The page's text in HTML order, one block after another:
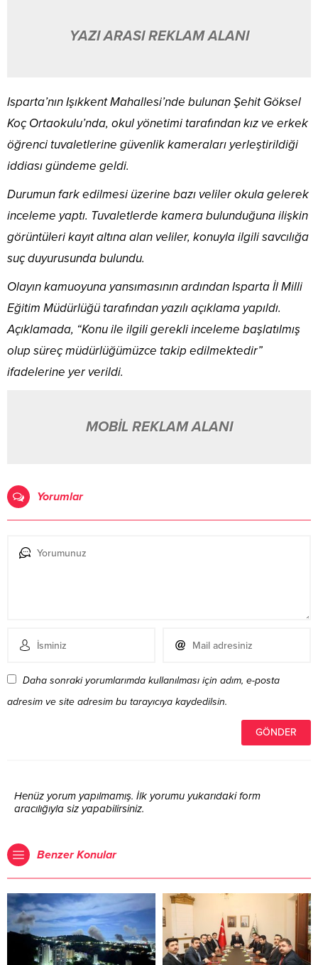
YAZI ARASI REKLAM ALANI
Isparta’nın Işıkkent Mahallesi’nde bulunan Şehit Göksel
Koç Ortaokulu’nda, okul yönetimi tarafından kız ve erkek
öğrenci tuvaletlerine güvenlik kameraları yerleştirildiği
iddiası gündeme geldi.
Durumun fark edilmesi üzerine bazı veliler okula gelerek
inceleme yaptı. Tuvaletlerde kamera bulunduğuna ilişkin
görüntüleri kayıt altına alan veliler, konuyla ilgili savcılığa
suç duyurusunda bulundu.
Olayın kamuoyuna yansımasının ardından Isparta İl Milli
Eğitim Müdürlüğü tarafından yazılı açıklama yapıldı.
Açıklamada, “Konu ile ilgili gerekli inceleme başlatılmış
olup süreç müdürlüğümüzce takip edilmektedir”
ifadelerine yer verildi.
MOBİL REKLAM ALANI
Yorumlar
Daha sonraki yorumlarımda kullanılması için adım, e-posta
adresim ve site adresim bu tarayıcıya kaydedilsin.
Henüz yorum yapılmamış. İlk yorumu yukarıdaki form
aracılığıyla siz yapabilirsiniz.
Benzer Konular